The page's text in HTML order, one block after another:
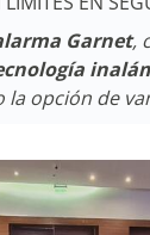
Garnet,
la opción de
para un